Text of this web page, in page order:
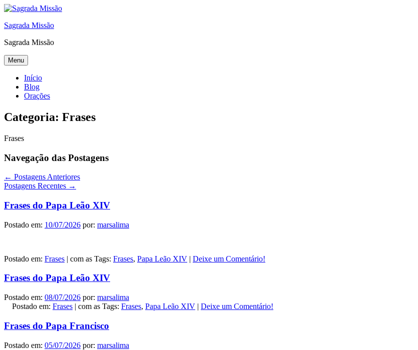
Sagrada Missão
Sagrada Missão
Menu
Início
Blog
Orações
Categoria: Frases
Frases
Navegação das Postagens
← Postagens Anteriores
Postagens Recentes →
Frases do Papa Leão XIV
Postado em: 10/07/2026 por: marsalima
Postado em: Frases | com as Tags: Frases, Papa Leão XIV | Deixe um Comentário!
Frases do Papa Leão XIV
Postado em: 08/07/2026 por: marsalima
Postado em: Frases | com as Tags: Frases, Papa Leão XIV | Deixe um Comentário!
Frases do Papa Francisco
Postado em: 05/07/2026 por: marsalima